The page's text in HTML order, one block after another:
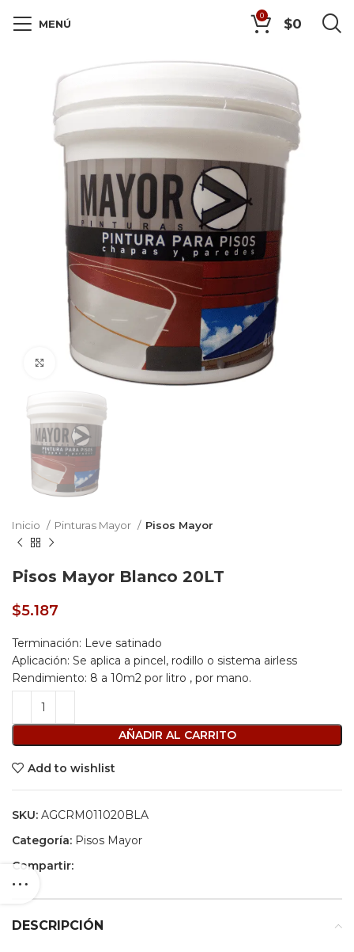
MENÚ
0 $0
Click to enlarge
Inicio Pinturas Mayor Pisos Mayor
Pisos Mayor Blanco 20LT
$5.187
Terminación: Leve satinado
Aplicación: Se aplica a pincel, rodillo o sistema airless
Rendimiento: 8 a 10m2 por litro , por mano.
AÑADIR AL CARRITO
Add to wishlist
SKU: AGCRM011020BLA
Categoría: Pisos Mayor
Compartir:
DESCRIPCIÓN